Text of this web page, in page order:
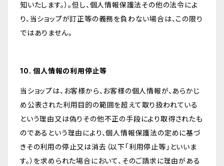
知いたします。）。但し、個人情報保護法その他の法令によ
り、当ショップが訂正等の義務を負わない場合は、この限り
ではありません。
10. 個人情報の利用停止等
当ショップは、お客様から、お客様の個人情報が、あらかじ
め公表された利用目的の範囲を超えて取り扱われている
という理由又は偽りその他不正の手段により取得されたも
のであるという理由により、個人情報保護法の定めに基づ
きその利用の停止又は消去（以下「利用停止等」といいま
す。）を求められた場合において、そのご請求に理由がある